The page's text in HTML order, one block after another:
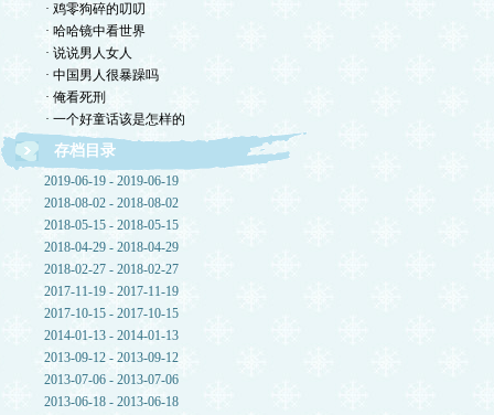
· 鸡零狗碎的叨叨
· 哈哈镜中看世界
· 说说男人女人
· 中国男人很暴躁吗
· 俺看死刑
· 一个好童话该是怎样的
存档目录
2019-06-19 - 2019-06-19
2018-08-02 - 2018-08-02
2018-05-15 - 2018-05-15
2018-04-29 - 2018-04-29
2018-02-27 - 2018-02-27
2017-11-19 - 2017-11-19
2017-10-15 - 2017-10-15
2014-01-13 - 2014-01-13
2013-09-12 - 2013-09-12
2013-07-06 - 2013-07-06
2013-06-18 - 2013-06-18